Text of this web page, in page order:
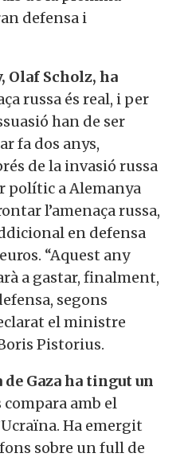
de la Comissió,
història de la UE,
europeu fundat
ha donat a
principals de
seran
Olaf Scholz, ha
russa és real, i per
han de ser
fa dos anys,
de la invasió
gir polític a
un pressupost
100.000 milions
Alemanya
el 2% del seu